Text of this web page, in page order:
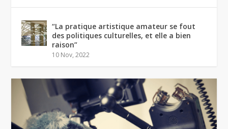
“La pratique artistique amateur se fout
des politiques culturelles, et elle a bien
raison”
10 Nov, 2022